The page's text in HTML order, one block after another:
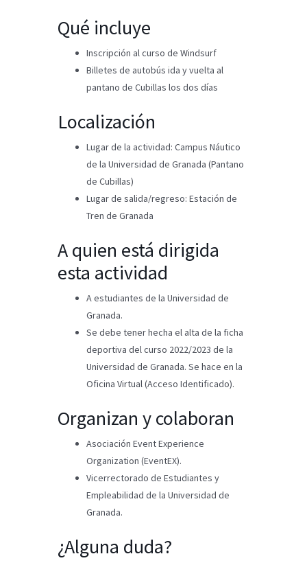
Qué incluye
Inscripción al curso de Windsurf
Billetes de autobús ida y vuelta al
pantano de Cubillas los dos días
Localización
Lugar de la actividad: Campus Náutico
de la Universidad de Granada (Pantano
de Cubillas)
Lugar de salida/regreso: Estación de
Tren de Granada
A quien está dirigida
esta actividad
A estudiantes de la Universidad de
Granada.
Se debe tener hecha el alta de la ficha
deportiva del curso 2022/2023 de la
Universidad de Granada. Se hace en la
Oficina Virtual (Acceso Identificado).
Organizan y colaboran
Asociación Event Experience
Organization (EventEX).
Vicerrectorado de Estudiantes y
Empleabilidad de la Universidad de
Granada.
¿Alguna duda?